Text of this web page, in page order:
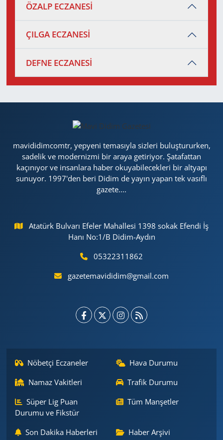
ÖZALP ECZANESİ
ÇILGA ECZANESİ
DEFNE ECZANESİ
mavididimcomtr, yepyeni temasıyla sizleri buluştururken,
sadelik ve modernizmi bir araya getiriyor. Şatafattan
kaçınıyor ve insanlara haber okuyabilecekleri bir altyapı
sunuyor. 1997'den beri Didim de yayın yapan tek vasıflı
gazete....
Atatürk Bulvarı Efeler Mahallesi 1398 sokak Efendi İş
Hanı No:1/B Didim-Aydın
05322311862
gazetemavididim@gmail.com
Nöbetçi Eczaneler
Hava Durumu
Namaz Vakitleri
Trafik Durumu
Süper Lig Puan
Durumu ve Fikstür
Tüm Manşetler
Son Dakika Haberleri Haber Arşivi